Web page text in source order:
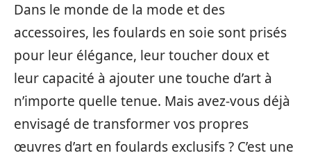
Dans le monde de la mode et des
accessoires, les foulards en soie sont prisés
pour leur élégance, leur toucher doux et
leur capacité à ajouter une touche d’art à
n’importe quelle tenue. Mais avez-vous déjà
envisagé de transformer vos propres
œuvres d’art en foulards exclusifs ? C’est une